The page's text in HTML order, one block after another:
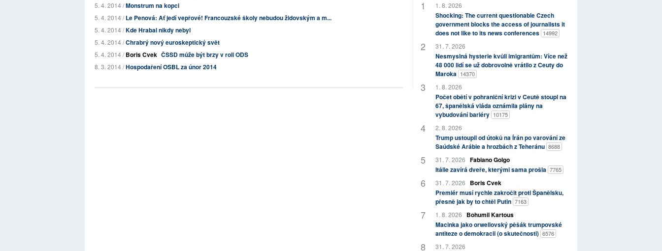
5. 4. 2014 /Monstrum na kopci
5. 4. 2014 /Le Penová: Ať jedí vepřové! Francouzské školy nebudou židovským a m...
5. 4. 2014 /Kde Hrabal nikdy nebyl
5. 4. 2014 /Chrabrý nový euroskeptický svět
5. 4. 2014 /Boris Cvek ČSSD může být brzy v roli ODS
8. 3. 2014 /Hospodaření OSBL za únor 2014
1. 8. 2026
Shocking: The current questionable Czech
government blocks the access of journalists it
does not like to its news conferences 14992
31. 7. 2026
Nesmyslná hysterie kvůli imigrantům: Více než
48 000 lidí se už dobrovolně vrátilo z Ceuty do
Maroka 14370
1. 8. 2026
Počet obětí v pohraniční krizi v Ceutě stoupl na
67, španělská vláda oznámila plány na
vybudování bariéry 10175
2. 8. 2026
Trump ustoupil od útoků na Írán po varování ze
Saúdské Arábie a hrozbách z Teheránu 8688
31. 7. 2026 Fabiano Golgo
Itálie zavírá dveře, kterými sama prošla 7765
31. 7. 2026
Boris Cvek
Premiér musí rychle zakročit proti Španělsku,
přesně jak by to chtěl Putin 7163
1. 8. 2026
Bohumil Kartous
Macinka jako orwellovský pěšák trumpovské
antiteze o demokracii (o skutečnosti) 6576
31. 7. 2026